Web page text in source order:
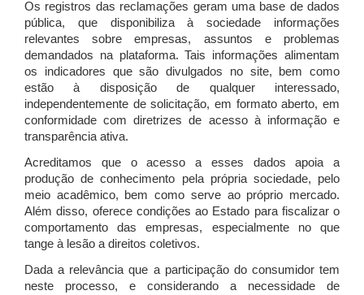
Os registros das reclamações geram uma base de dados
pública, que disponibiliza à sociedade informações
relevantes sobre empresas, assuntos e problemas
demandados na plataforma. Tais informações alimentam
os indicadores que são divulgados no site, bem como
estão à disposição de qualquer interessado,
independentemente de solicitação, em formato aberto, em
conformidade com diretrizes de acesso à informação e
transparência ativa.
Acreditamos que o acesso a esses dados apoia a
produção de conhecimento pela própria sociedade, pelo
meio acadêmico, bem como serve ao próprio mercado.
Além disso, oferece condições ao Estado para fiscalizar o
comportamento das empresas, especialmente no que
tange à lesão a direitos coletivos.
Dada a relevância que a participação do consumidor tem
neste processo, e considerando a necessidade de